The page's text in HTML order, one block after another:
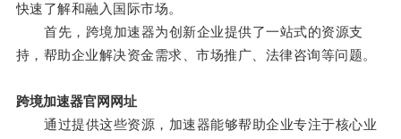
快速了解和融入国际市场。
首先，跨境加速器为创新企业提供了一站式的资源支
持，帮助企业解决资金需求、市场推广、法律咨询等问题。
跨境加速器官网网址
通过提供这些资源，加速器能够帮助企业专注于核心业